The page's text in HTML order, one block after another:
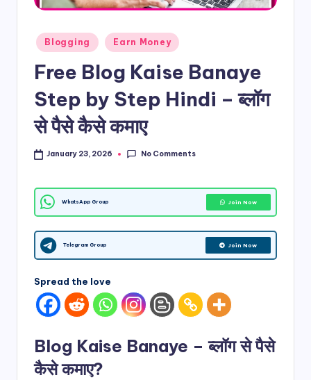
Posted
in
Blogging Earn Money
Free Blog Kaise Banaye
Step by Step Hindi – ब्लॉग
से पैसे कैसे कमाए
January 23, 2026 No Comments
WhatsApp Group Join Now
Telegram Group Join Now
Spread the love
Blog Kaise Banaye – ब्लॉग से पैसे
कैसे कमाए?